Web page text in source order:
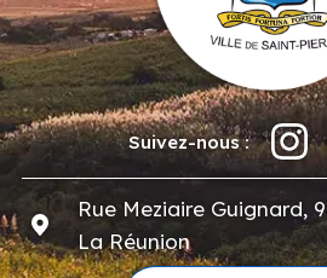
Suivez-nous :
Rue Meziaire Guignard,
La Réunion